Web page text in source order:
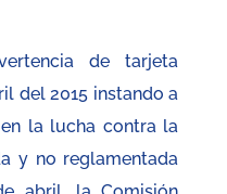
de tarjeta
del 2015 instando a
la lucha contra la
y no reglamentada